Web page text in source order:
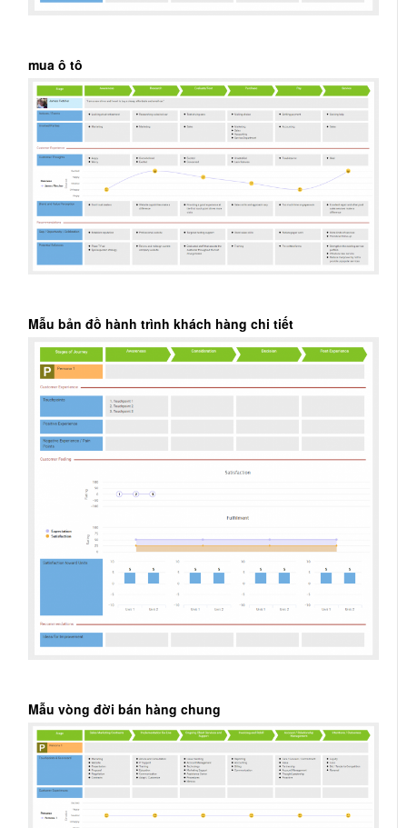
mua ô tô
Mẫu bản đồ hành trình khách hàng chi tiết
Mẫu vòng đời bán hàng chung